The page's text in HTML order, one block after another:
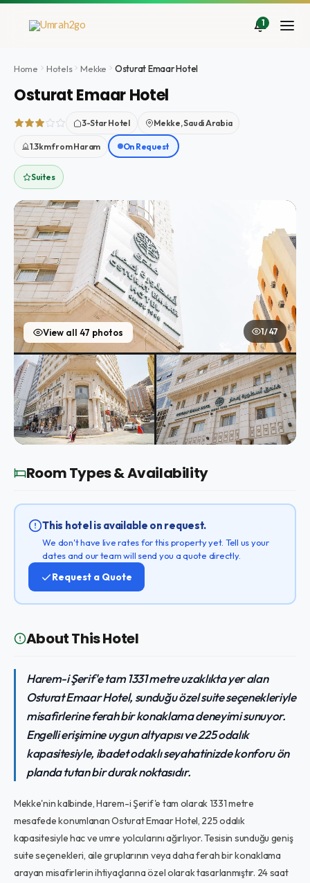
İçeriğe
1
Home Hotels Mekke Osturat Emaar Hotel
Osturat Emaar Hotel
3-Star Hotel Mekke, Saudi Arabia
1.3km from Haram On Request
Suites
View all 47 photos 1 / 47
Room Types & Availability
This hotel is available on request.
We don't have live rates for this property yet. Tell us your
dates and our team will send you a quote directly.
Request a Quote
About This Hotel
Harem-i Şerif'e tam 1331 metre uzaklıkta yer alan
Osturat Emaar Hotel, sunduğu özel suite seçenekleriyle
misafirlerine ferah bir konaklama deneyimi sunuyor.
Engelli erişimine uygun altyapısı ve 225 odalık
kapasitesiyle, ibadet odaklı seyahatinizde konforu ön
planda tutan bir durak noktasıdır.
Mekke'nin kalbinde, Harem-i Şerif'e tam olarak 1331 metre
mesafede konumlanan Osturat Emaar Hotel, 225 odalık
kapasitesiyle hac ve umre yolcularını ağırlıyor. Tesisin sunduğu geniş
suite seçenekleri, aile gruplarının veya daha ferah bir konaklama
arayan misafirlerin ihtiyaçlarına özel olarak tasarlanmıştır. 24 saat